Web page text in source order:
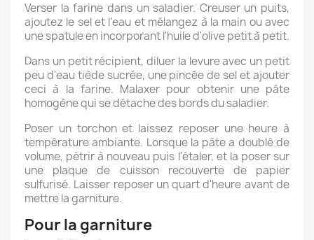
Verser la farine dans un saladier. Creuser un puits,
ajoutez le sel et l'eau et mélangez à la main ou avec
une spatule en incorporant l'huile d'olive petit à petit.
Dans un petit récipient, diluer la levure avec un petit
peu d'eau tiède sucrée, une pincée de sel et ajouter
ceci à la farine. Malaxer pour obtenir une pâte
homogène qui se détache des bords du saladier.
Poser un torchon et laissez reposer une heure à
température ambiante. Lorsque la pâte a doublé de
volume, pétrir à nouveau puis l'étaler, et la poser sur
une plaque de cuisson recouverte de papier
sulfurisé. Laisser reposer un quart d'heure avant de
mettre la garniture.
Pour la garniture